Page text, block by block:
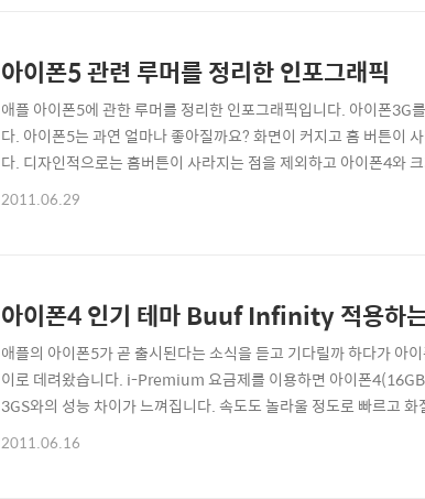
아이폰5 관련 루머를 정리한 인포그래픽
애플 아이폰5에 관한 루머를 정리한 인포그래픽입니다. 아이폰3G
다. 아이폰5는 과연 얼마나 좋아질까요? 화면이 커지고 홈 버튼이
다. 디자인적으로는 홈버튼이 사라지는 점을 제외하고 아이폰4와
요. 인포그래픽 소스 http://www.nowhereelse.fr/wp-
2011.06.29
아이폰4 인기 테마 Buuf Infinity 적용하
애플의 아이폰5가 곧 출시된다는 소식을 듣고 기다릴까 하다가 아
이로 데려왔습니다. i-Premium 요금제를 이용하면 아이폰
3GS와의 성능 차이가 느껴집니다. 속도도 놀라울 정도로 빠르고
우어답터에 가까운가 봐요. 아이폰4 강(력)추(천) 할게요. 테마는
2011.06.16